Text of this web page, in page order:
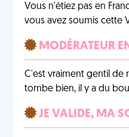
Vous n'étiez pas en
vous avez soumis cette
MODÉRATEUR
C'est vraiment gentil de
tombe bien, il y a du
JE VALIDE, MA